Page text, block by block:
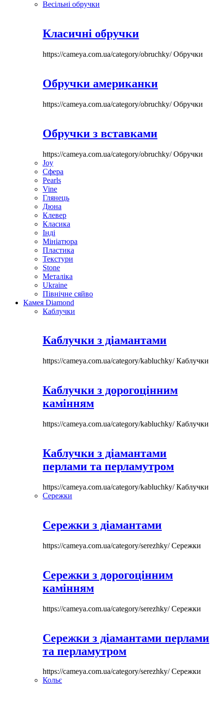
Весільні обручки
Класичні обручки
https://cameya.com.ua/category/obruchky/Обручки
Обручки американки
https://cameya.com.ua/category/obruchky/Обручки
Обручки з вставками
https://cameya.com.ua/category/obruchky/Обручки
Joy
Сфера
Pearls
Vine
Глянець
Дюна
Клевер
Класика
Інді
Мініатюра
Пластика
Текстури
Stone
Металіка
Ukraine
Північне сяйво
Камея Diamond
Каблучки
Каблучки з діамантами
https://cameya.com.ua/category/kabluchky/Каблучки
Каблучки з дорогоцінним
камінням
https://cameya.com.ua/category/kabluchky/Каблучки
Каблучки з діамантами
перлами та перламутром
https://cameya.com.ua/category/kabluchky/Каблучки
Сережки
Сережки з діамантами
https://cameya.com.ua/category/serezhky/Сережки
Сережки з дорогоцінним
камінням
https://cameya.com.ua/category/serezhky/Сережки
Сережки з діамантами перлами
та перламутром
https://cameya.com.ua/category/serezhky/Сережки
Кольє